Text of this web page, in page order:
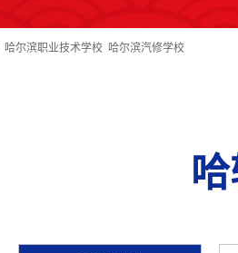
哈尔滨职业技术学校 哈尔滨汽修学校